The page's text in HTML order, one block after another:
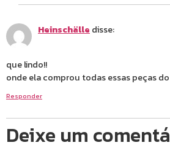
Heinschälle disse:
que lindo!!
onde ela comprou todas essas peças
Responder
Deixe um